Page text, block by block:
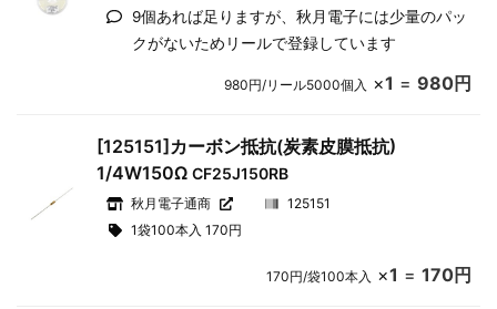
9個あれば足りますが、秋月電子には少量のパッ
クがないためリールで登録しています
980円/リール5000個入 ×1 = 980円
[125151]カーボン抵抗(炭素皮膜抵抗)
1/4W150ΩCF25J150RB
秋月電子通商
125151
1袋100本入 170円
170円/袋100本入 ×1 = 170円